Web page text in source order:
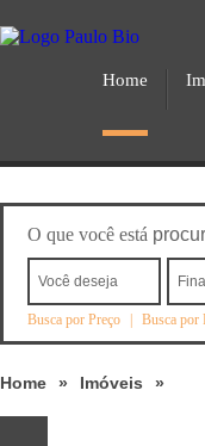
Home
O que você está
Busca por Preço Busca por
Home » Imóveis »